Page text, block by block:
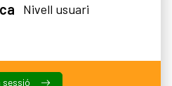
Nivell usuari
sessió